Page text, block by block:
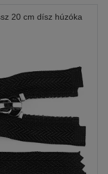
20 cm dísz húzóka